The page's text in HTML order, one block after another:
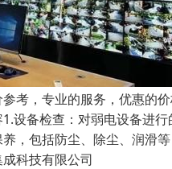
考，专业的服务，优惠的
设备检查：对弱电设备进
，包括防尘、除尘、润滑
科技有限公司